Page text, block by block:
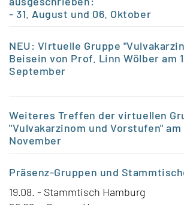
- 31. August und 06. Oktober
NEU: Virtuelle Gruppe
Beisein von Prof. Linn Wölber am
September
Weiteres Treffen der virtuellen
"Vulvakarzinom und Vorstufen" am
November
Präsenz-Gruppen und
19.08. - Stammtisch Hamburg